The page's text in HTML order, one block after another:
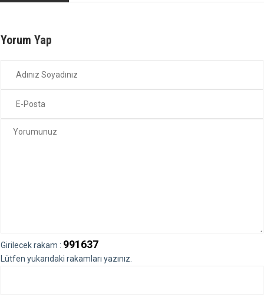
Yorum Yap
Girilecek rakam : 991637
Lütfen yukarıdaki rakamları yazınız.